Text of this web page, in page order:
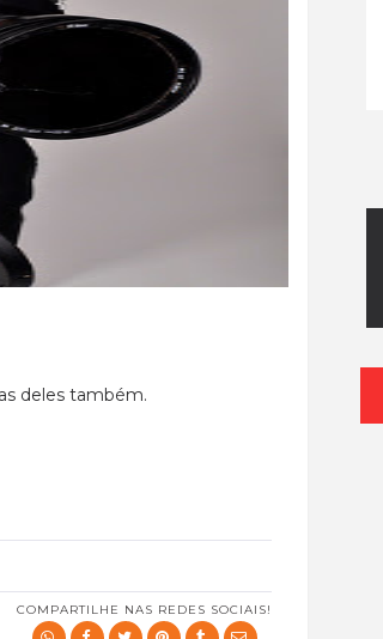
deles também.
COMPARTILHE NAS REDES SOCIAIS!